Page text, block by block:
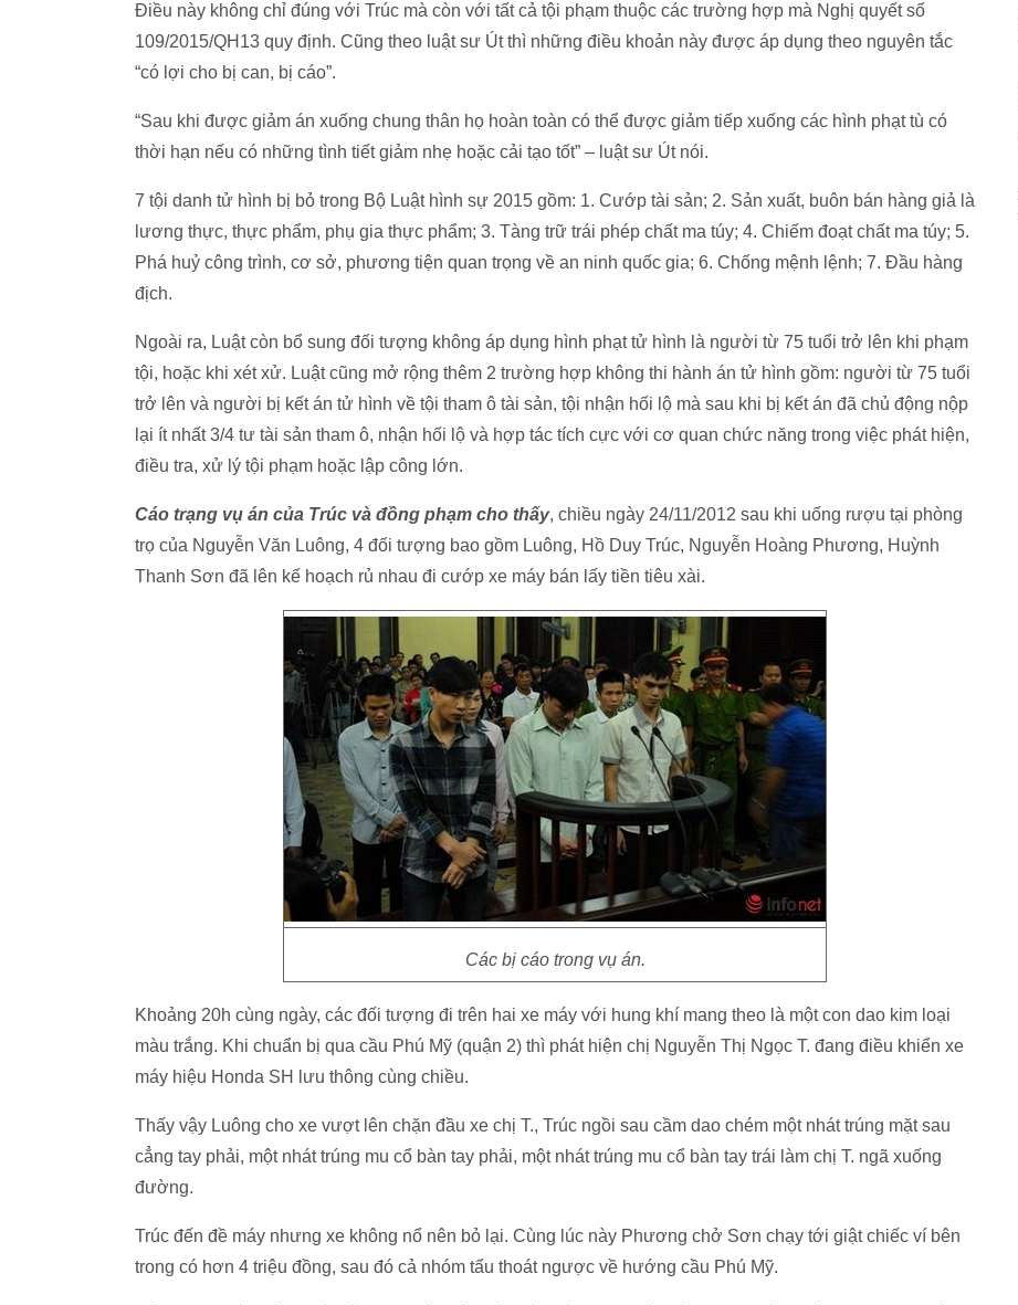
Điều này không chỉ đúng với Trúc mà còn với tất cả tội phạm thuộc các trường hợp mà Nghị quyết số
109/2015/QH13 quy định. Cũng theo luật sư Út thì những điều khoản này được áp dụng theo nguyên tắc
“có lợi cho bị can, bị cáo”.
“Sau khi được giảm án xuống chung thân họ hoàn toàn có thể được giảm tiếp xuống các hình phạt tù có
thời hạn nếu có những tình tiết giảm nhẹ hoặc cải tạo tốt” – luật sư Út nói.
7 tội danh tử hình bị bỏ trong Bộ Luật hình sự 2015 gồm: 1. Cướp tài sản; 2. Sản xuất, buôn bán hàng giả là
lương thực, thực phẩm, phụ gia thực phẩm; 3. Tàng trữ trái phép chất ma túy; 4. Chiếm đoạt chất ma túy; 5.
Phá huỷ công trình, cơ sở, phương tiện quan trọng về an ninh quốc gia; 6. Chống mệnh lệnh; 7. Đầu hàng
địch.
Ngoài ra, Luật còn bổ sung đối tượng không áp dụng hình phạt tử hình là người từ 75 tuổi trở lên khi phạm
tội, hoặc khi xét xử. Luật cũng mở rộng thêm 2 trường hợp không thi hành án tử hình gồm: người từ 75 tuổi
trở lên và người bị kết án tử hình về tội tham ô tài sản, tội nhận hối lộ mà sau khi bị kết án đã chủ động nộp
lại ít nhất 3/4 tư tài sản tham ô, nhận hối lộ và hợp tác tích cực với cơ quan chức năng trong việc phát hiện,
điều tra, xử lý tội phạm hoặc lập công lớn.
Cáo trạng vụ án của Trúc và đồng phạm cho thấy, chiều ngày 24/11/2012 sau khi uống rượu tại phòng
trọ của Nguyễn Văn Luông, 4 đối tượng bao gồm Luông, Hồ Duy Trúc, Nguyễn Hoàng Phương, Huỳnh
Thanh Sơn đã lên kế hoạch rủ nhau đi cướp xe máy bán lấy tiền tiêu xài.
Các bị cáo trong vụ án.
Khoảng 20h cùng ngày, các đối tượng đi trên hai xe máy với hung khí mang theo là một con dao kim loại
màu trắng. Khi chuẩn bị qua cầu Phú Mỹ (quận 2) thì phát hiện chị Nguyễn Thị Ngọc T. đang điều khiển xe
máy hiệu Honda SH lưu thông cùng chiều.
Thấy vậy Luông cho xe vượt lên chặn đầu xe chị T., Trúc ngồi sau cầm dao chém một nhát trúng mặt sau
cẳng tay phải, một nhát trúng mu cổ bàn tay phải, một nhát trúng mu cổ bàn tay trái làm chị T. ngã xuống
đường.
Trúc đến đề máy nhưng xe không nổ nên bỏ lại. Cùng lúc này Phương chở Sơn chạy tới giật chiếc ví bên
trong có hơn 4 triệu đồng, sau đó cả nhóm tẩu thoát ngược về hướng cầu Phú Mỹ.